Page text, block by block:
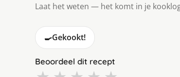
Laat het weten — het komt in je
🍳Gekookt!
Beoordeel dit recept